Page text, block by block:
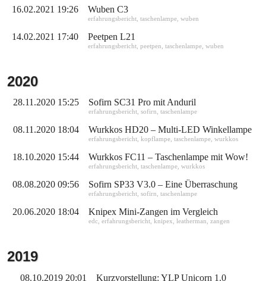
16.02.2021 19:26 Wuben C3
erfahrungsbericht, taschenlampe, wuben
14.02.2021 17:40 Peetpen L21
erfahrungsbericht, peetpen taschenlampe, wuben
2020
28.11.2020 15:25 Sofirn SC31 Pro mit Anduril
erfahrungsbericht, sofirn taschenlampe
08.11.2020 18:04 Wurkkos HD20 – Multi-LED Winkellampe
erfahrungsbericht, kopflampe, taschenlampe, wurkkos
18.10.2020 15:44 Wurkkos FC11 – Taschenlampe mit Wow!
erfahrungsbericht, taschenlampe, wurkkos
08.08.2020 09:56 Sofirn SP33 V3.0 – Eine Überraschung
erfahrungsbericht, sofirn taschenlampe
20.06.2020 18:04 Knipex Mini-Zangen im Vergleich
edc, erfahrungsbericht, knipex leatherman zangen
2019
08.10.2019 20:01 Kurzvorstellung: YLP Unicorn 1.0